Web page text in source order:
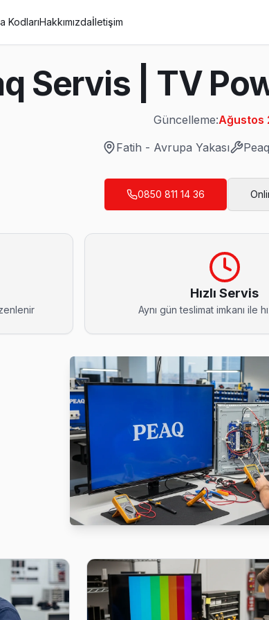
genellikle backlight led şeridi veya LVDS kablo
gelen ekibimizin sıklıkla karşılaştığı sorunlardan.
ücretsiz, yazılı fiyat, onay sonrası iş — Fatih'da
osiloskop ve BGA ekipmanıyla geliyor; anakart
KodlarıHakkımızdaİletişim
Servis | TV
Güncelleme:Ağustos
Fatih - Avrupa Yakası Peaq
0850 811 14 36
Hızlı Servis
Aynı gün teslimat imkanı ile